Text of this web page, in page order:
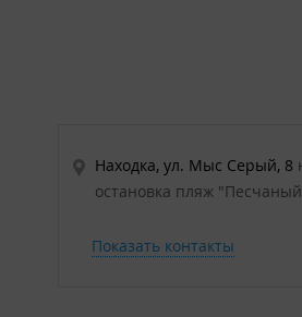
Находка, ул. Мыс Серый, 8
остановка пляж
Показать контакты